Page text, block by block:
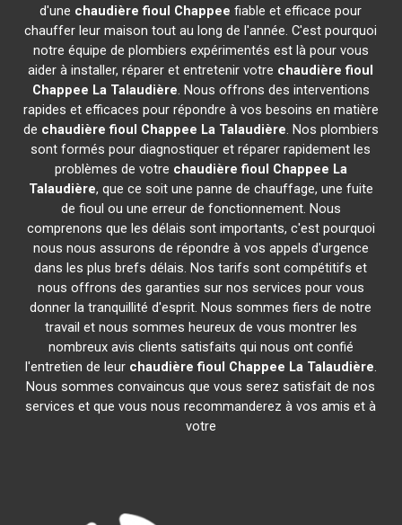
d'une chaudière fioul Chappee fiable et efficace pour
chauffer leur maison tout au long de l'année. C'est pourquoi
notre équipe de plombiers expérimentés est là pour vous
aider à installer, réparer et entretenir votre chaudière fioul
Chappee La Talaudière. Nous offrons des interventions
rapides et efficaces pour répondre à vos besoins en matière
de chaudière fioul Chappee La Talaudière. Nos plombiers
sont formés pour diagnostiquer et réparer rapidement les
problèmes de votre chaudière fioul Chappee La
Talaudière, que ce soit une panne de chauffage, une fuite
de fioul ou une erreur de fonctionnement. Nous
comprenons que les délais sont importants, c'est pourquoi
nous nous assurons de répondre à vos appels d'urgence
dans les plus brefs délais. Nos tarifs sont compétitifs et
nous offrons des garanties sur nos services pour vous
donner la tranquillité d'esprit. Nous sommes fiers de notre
travail et nous sommes heureux de vous montrer les
nombreux avis clients satisfaits qui nous ont confié
l'entretien de leur chaudière fioul Chappee La Talaudière.
Nous sommes convaincus que vous serez satisfait de nos
services et que vous nous recommanderez à vos amis et à
votre